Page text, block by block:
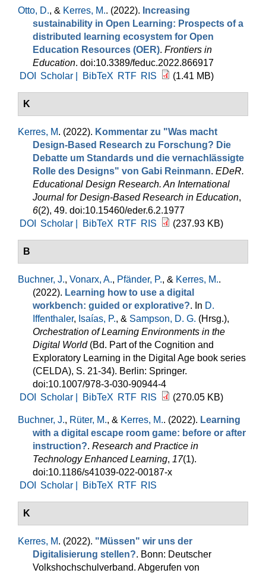
Otto, D., & Kerres, M.. (2022). Increasing
sustainability in Open Learning: Prospects of a
distributed learning ecosystem for Open
Education Resources (OER). Frontiers in
Education. doi:10.3389/feduc.2022.866917
DOI
Scholar | BibTeX RTF RIS (1.41 MB)
K
Kerres, M. (2022). Kommentar zu "Was macht
Design-Based Research zu Forschung? Die
Debatte um Standards und die vernachlässigte
Rolle des Designs" von Gabi Reinmann. EDeR.
Educational Design Research. An International
Journal for Design-Based Research in Education,
6(2), 49. doi:10.15460/eder.6.2.1977
DOI
Scholar | BibTeX RTF RIS (237.93 KB)
B
Buchner, J., Vonarx, A., Pfänder, P., & Kerres, M..
(2022). Learning how to use a digital
workbench: guided or explorative?. In D.
Iffenthaler, Isaías, P., & Sampson, D. G. (Hrsg.),
Orchestration of Learning Environments in the
Digital World(Bd. Part of the Cognition and
Exploratory Learning in the Digital Age book series
(CELDA), S. 21-34). Berlin: Springer.
doi:10.1007/978-3-030-90944-4
DOI
Scholar | BibTeX RTF RIS (270.05 KB)
Buchner, J., Rüter, M., & Kerres, M.. (2022). Learning
with a digital escape room game: before or after
instruction?. Research and Practice in
Technology Enhanced Learning, 17(1).
doi:10.1186/s41039-022-00187-x
DOI
Scholar | BibTeX RTF RIS
K
Kerres, M. (2022). "Müssen" wir uns der
Digitalisierung stellen?. Bonn: Deutscher
Volkshochschulverband. Abgerufen von